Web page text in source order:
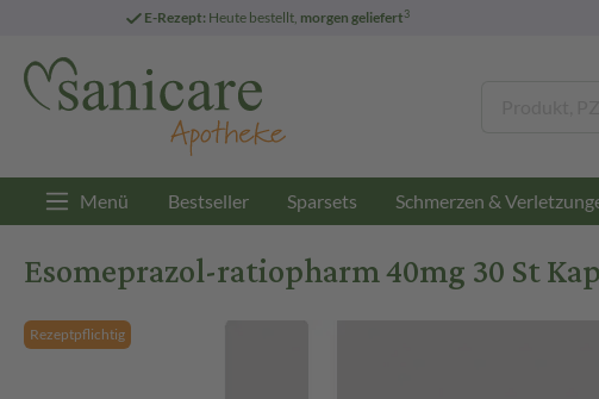
E-Rezept: Heute bestellt, morgen geliefert3
Menü Bestseller Sparsets Schmerzen &
Esomeprazol-ratiopharm 40mg 30 St
Rezeptpflichtig